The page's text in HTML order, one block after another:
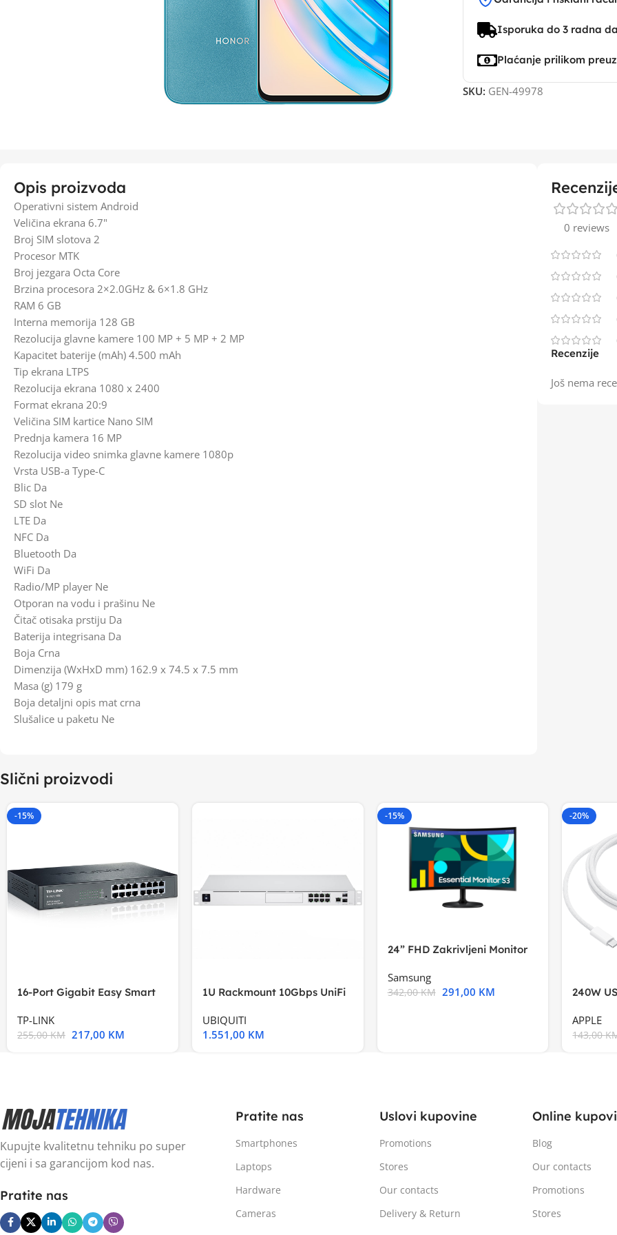
Isporuka do 3 radna
Plaćanje prilikom
SKU: GEN-49978
Opis proizvoda
Operativni sistem Android
Veličina ekrana 6.7"
Broj SIM slotova 2
Procesor MTK
Broj jezgara Octa Core
Brzina procesora 2×2.0GHz & 6×1.8 GHz
RAM 6 GB
Interna memorija 128 GB
Rezolucija glavne kamere 100 MP + 5 MP + 2 MP
Kapacitet baterije (mAh) 4.500 mAh
Tip ekrana LTPS
Rezolucija ekrana 1080 x 2400
Format ekrana 20:9
Veličina SIM kartice Nano SIM
Prednja kamera 16 MP
Rezolucija video snimka glavne kamere 1080p
Vrsta USB-a Type-C
Blic Da
SD slot Ne
LTE Da
NFC Da
Bluetooth Da
WiFi Da
Radio/MP player Ne
Otporan na vodu i prašinu Ne
Čitač otisaka prstiju Da
Baterija integrisana Da
Boja Crna
Dimenzija (WxHxD mm) 162.9 x 74.5 x 7.5 mm
Masa (g) 179 g
Boja detaljni opis mat crna
Slušalice u paketu Ne
0 reviews
Recenzije
Još nema
Slični proizvodi
-15%
16-Port Gigabit Easy Smart
TP-LINK
255,00KM 217,00 KM
1U Rackmount 10Gbps UniFi
UBIQUITI
1.551,00 KM
-15%
24” FHD Zakrivljeni Monitor
Samsung
342,00KM 291,00 KM
-20%
240W
APPLE
143,00
Kupujte kvalitetnu tehniku po super
cijeni i sa garancijom kod nas.
Pratite nas
Pratite nas
Smartphones
Laptops
Hardware
Cameras
Uslovi kupovine
Promotions
Stores
Our contacts
Delivery & Return
Online
Blog
Our contacts
Promotions
Stores